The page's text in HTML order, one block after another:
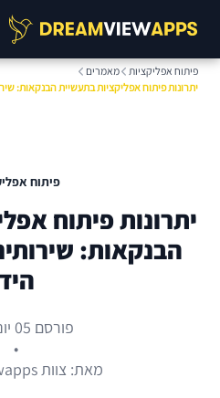
פיתוח אפליקציות
מאמרים
יתרונות פיתוח אפליקציות בתעשיית הבנקאות:
פיתוח
יתרונות פיתוח
הבנקאות:
פורסם 05 יוני 2026
•
מאת: צוות Dreamviewapps